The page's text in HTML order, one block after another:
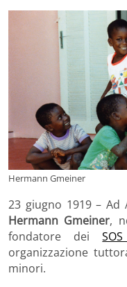
Hermann Gmeiner
23 giugno 1919 – Ad
Hermann Gmeiner,
fondatore dei
organizzazione
minori.